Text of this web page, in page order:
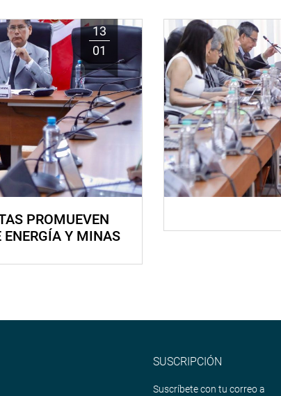
13
01
PROMUEVEN
ENERGÍA Y MINAS
SUSCRIPCIÓN
Suscríbete con tu correo a